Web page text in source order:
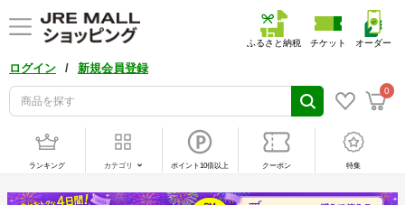
ログイン / 新規会員登録
0
ふるさと納税 チケット オーダー
ランキング カテゴリ ポイント10倍以上 クーポン 特集